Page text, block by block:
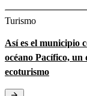
Turismo
Así es el municipio
océano Pacífico, un
ecoturismo